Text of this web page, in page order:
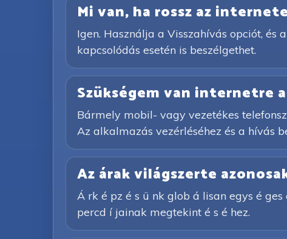
Mi van, ha rossz az
Igen. Használja a Visszahívás opciót,
kapcsolódás esetén is beszélgethet.
Szükségem van internetre
Bármely mobil- vagy vezetékes
Az alkalmazás vezérléséhez és a hívás
Az árak világszerte
Á rk é pz é s ü nk glob á lisan egys é
percd í jainak megtekint é s é hez.